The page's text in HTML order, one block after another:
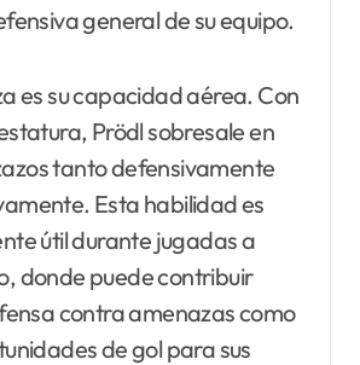
general de su equipo.
es su capacidad aérea. Con
Prödl sobresale en
tanto defensivamente
Esta habilidad es
útil durante jugadas a
donde puede contribuir
contra amenazas como
de gol para sus